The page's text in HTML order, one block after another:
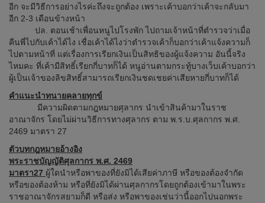
อีก จะมีวิธีการอย่างไรค่ะถึงจะถูกต้อง เพราะเค้าบอกว่าเค้าจะกลับมา
อีก 2-3 เดือนข้างหน้า
ปล. ตอนเช้าเพื่อนหนูไปโรงพัก ไปถามเจ้าหน้าที่ตำรวจว่าเมื่อ
คืนพี่ไปกับเค้าได้ไง เชื่อเค้าได้ไงว่าตำรวจเค้าก็บอกว่าเค้าแจ้งความก็
ไปตามหน้าที่ แต่เรื่องการเรียกเงินเป็นสิทธิของผู้แจ้งความ อันนี้จริง
ไหมคะ ที่เค้ามีสิทธิ์เรียกกี่บาทก็ได้ หนูอ่านตามกระทู้บางเว็บเค้าบอกว่า
ผู้เป็นเจ้าของลิขสิทธิ์สามารถเรียกเงินชดเชยค่าเสียหายกี่บาทก็ได้
คำแนะนำทนายคลายทุกข์
มีความผิดตามกฎหมายศุลากร นำเข้าสินค้ามาในราช
อาณาจักร โดยไม่ผ่านวิธีการทางศุลากร ตาม พ.ร.บ.ศุลกากร พ.ศ.
2469 มาตรา 27
ตัวบทกฎหมายอ้างอิง
พระราชบัญญัติศุลกากร พ.ศ. 2469
มาตรา27 ผู้ใดนำหรือพาของที่ยังมิได้เสียค่าภาษี หรือของต้องจำกัด
หรือของต้องห้าม หรือที่ยังมิได้ผ่านศุลกากรโดยถูกต้องเข้ามาในพระ
ราชอาณาจักรสยามก็ดี หรือส่ง หรือพาของเช่นว่านี้ออกไปนอกพระ